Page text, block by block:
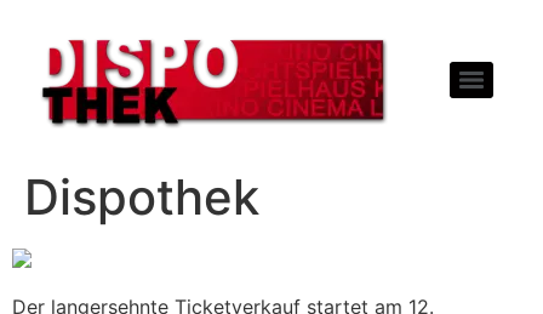
Dispothek
Der langersehnte Ticketverkauf startet am 12.